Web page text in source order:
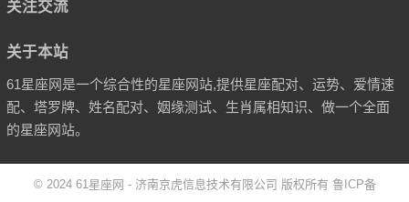
关注交流
关于本站
61星座网是一个综合性的星座网站,提供星座配对、运势、爱情速
配、塔罗牌、姓名配对、姻缘测试、生肖属相知识、做一个全面
的星座网站。
© 2024 61星座网 - 济南京虎信息技术有限公司 版权所有 鲁ICP备